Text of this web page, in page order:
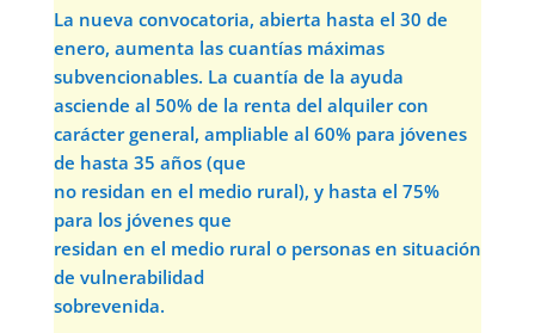
La nueva convocatoria, abierta hasta el 30 de
enero, aumenta las cuantías máximas
subvencionables. La cuantía de la ayuda
asciende al 50% de la renta del alquiler con
carácter general, ampliable al 60% para jóvenes
de hasta 35 años (que
no residan en el medio rural), y hasta el 75%
para los jóvenes que
residan en el medio rural o personas en situación
de vulnerabilidad
sobrevenida.